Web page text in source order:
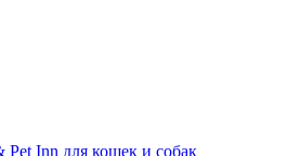
Pet Inn для кошек и собак